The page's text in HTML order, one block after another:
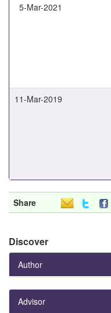
5-Mar-2021
11-Mar-2019
Share
Discover
Author
Advisor